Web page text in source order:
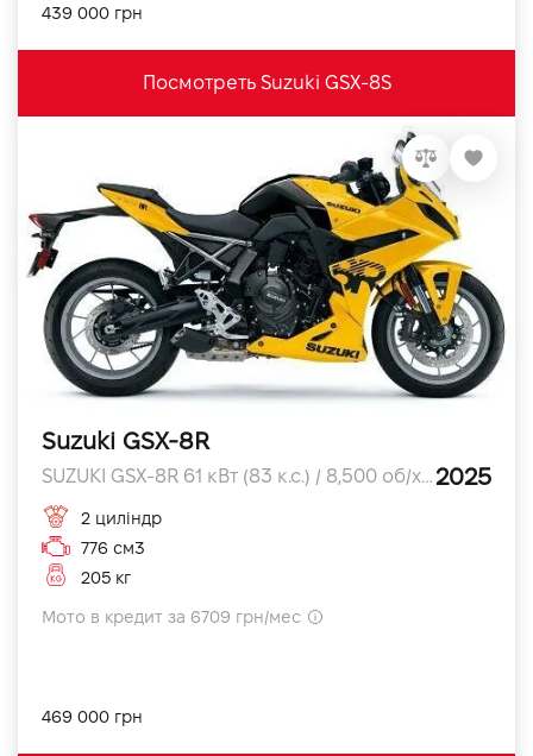
439 000 грн
Посмотреть Suzuki GSX-8S
Suzuki GSX-8R
SUZUKI GSX-8R 61 кВт (83 к.с.) / 8,500 об/хв л.с.2025
2 циліндр
776 см3
205 кг
Мото в кредит за 6709 грн/мес
469 000 грн